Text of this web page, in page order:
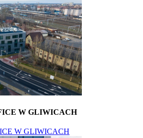
W GLIWICACH
W GLIWICACH